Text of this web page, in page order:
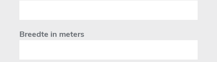
Breedte in meters